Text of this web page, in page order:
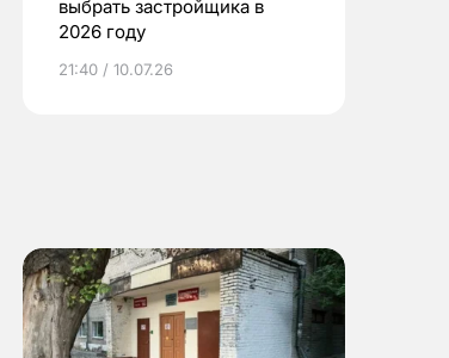
выбрать застройщика в
2026 году
21:40 / 10.07.26